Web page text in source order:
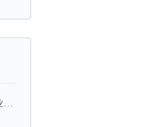
选择帝国理工学院艺术类专业的5大理由